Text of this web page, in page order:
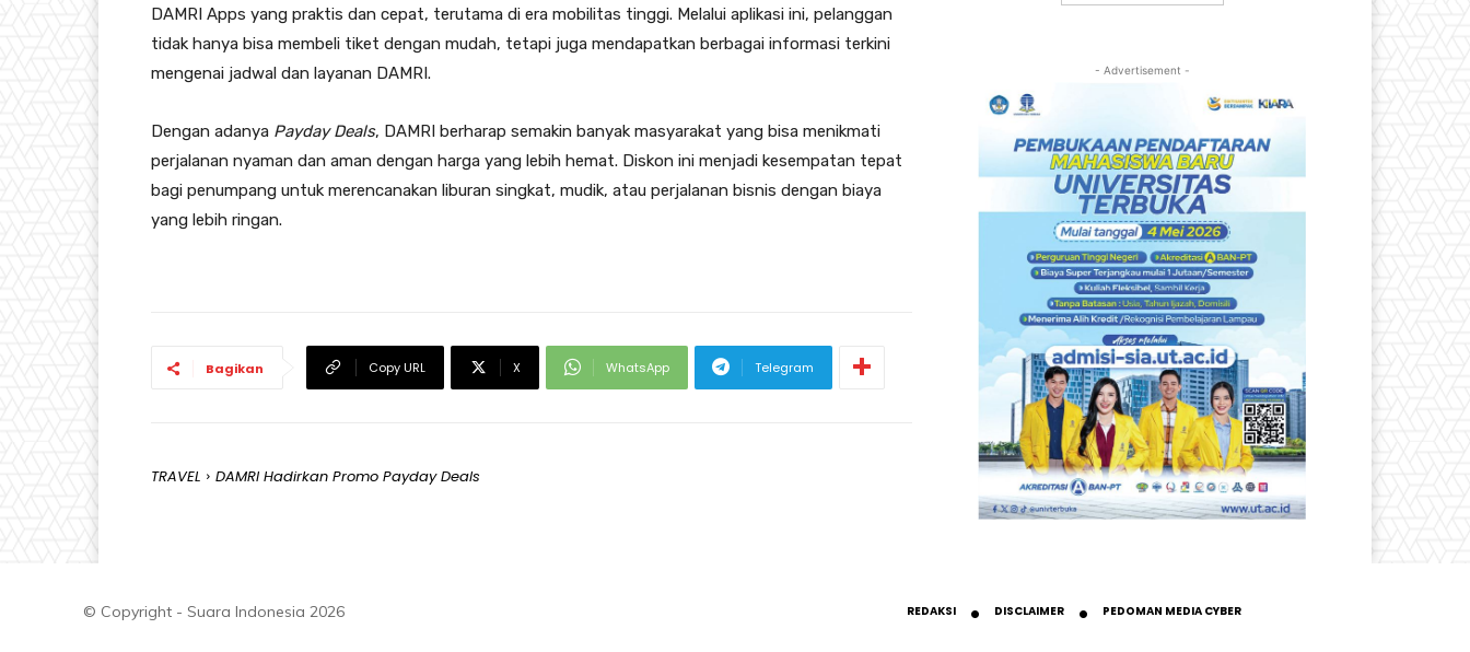
DAMRI Apps yang praktis dan cepat, terutama di era mobilitas tinggi. Melalui aplikasi ini, pelanggan
tidak hanya bisa membeli tiket dengan mudah, tetapi juga mendapatkan berbagai informasi terkini
mengenai jadwal dan layanan DAMRI.
Dengan adanya Payday Deals, DAMRI berharap semakin banyak masyarakat yang bisa menikmati
perjalanan nyaman dan aman dengan harga yang lebih hemat. Diskon ini menjadi kesempatan tepat
bagi penumpang untuk merencanakan liburan singkat, mudik, atau perjalanan bisnis dengan biaya
yang lebih ringan.
Bagikan Copy URL X WhatsApp Telegram
TRAVEL DAMRI Hadirkan Promo Payday Deals
- Advertisement -
© Copyright - Suara Indonesia 2026 REDAKSI DISCLAIMER PEDOMAN MEDIA CYBER